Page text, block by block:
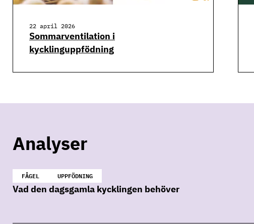
22 april 2026
Sommarventilation i
kycklinguppfödning
Analyser
FÅGEL UPPFÖDNING
Vad den dagsgamla kycklingen behöver